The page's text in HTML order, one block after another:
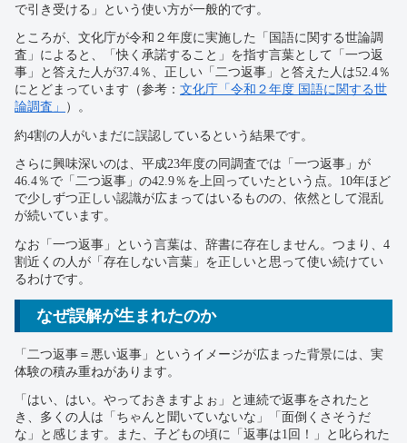
で引き受ける」という使い方が一般的です。
ところが、文化庁が令和２年度に実施した「国語に関する世論調
査」によると、「快く承諾すること」を指す言葉として「一つ返
事」と答えた人が37.4％、正しい「二つ返事」と答えた人は52.4％
にとどまっています（参考： 文化庁「令和２年度 国語に関する世
論調査」
）。
約4割の人がいまだに誤認しているという結果です。
さらに興味深いのは、平成23年度の同調査では「一つ返事」が
46.4％で「二つ返事」の42.9％を上回っていたという点。10年ほど
で少しずつ正しい認識が広まってはいるものの、依然として混乱
が続いています。
なお「一つ返事」という言葉は、辞書に存在しません。つまり、4
割近くの人が「存在しない言葉」を正しいと思って使い続けてい
るわけです。
なぜ誤解が生まれたのか
「二つ返事＝悪い返事」というイメージが広まった背景には、実
体験の積み重ねがあります。
「はい、はい。やっておきますよぉ」と連続で返事をされたと
き、多くの人は「ちゃんと聞いていないな」「面倒くさそうだ
な」と感じます。また、子どもの頃に「返事は1回！」と叱られた